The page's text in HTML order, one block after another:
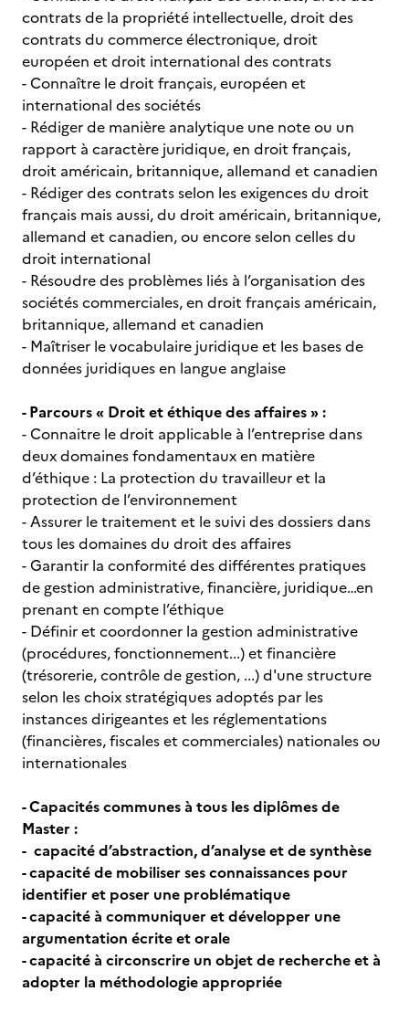
contrats de la propriété intellectuelle, droit des
contrats du commerce électronique, droit
européen et droit international des contrats
- Connaître le droit français, européen et
international des sociétés
- Rédiger de manière analytique une note ou un
rapport à caractère juridique, en droit français,
droit américain, britannique, allemand et canadien
- Rédiger des contrats selon les exigences du droit
français mais aussi, du droit américain, britannique,
allemand et canadien, ou encore selon celles du
droit international
- Résoudre des problèmes liés à l’organisation des
sociétés commerciales, en droit français américain,
britannique, allemand et canadien
- Maîtriser le vocabulaire juridique et les bases de
données juridiques en langue anglaise
- Parcours « Droit et éthique des affaires » :
- Connaitre le droit applicable à l’entreprise dans
deux domaines fondamentaux en matière
d’éthique : La protection du travailleur et la
protection de l’environnement
- Assurer le traitement et le suivi des dossiers dans
tous les domaines du droit des affaires
- Garantir la conformité des différentes pratiques
de gestion administrative, financière, juridique…en
prenant en compte l’éthique
- Définir et coordonner la gestion administrative
(procédures, fonctionnement...) et financière
(trésorerie, contrôle de gestion, ...) d'une structure
selon les choix stratégiques adoptés par les
instances dirigeantes et les réglementations
(financières, fiscales et commerciales) nationales ou
internationales
- Capacités communes à tous les diplômes de
Master :
- capacité d’abstraction, d’analyse et de synthèse
-capacité de mobiliser ses connaissances pour
identifier et poser une problématique
-capacité à communiquer et développer une
argumentation écrite et orale
-capacité à circonscrire un objet de recherche et à
adopter la méthodologie appropriée